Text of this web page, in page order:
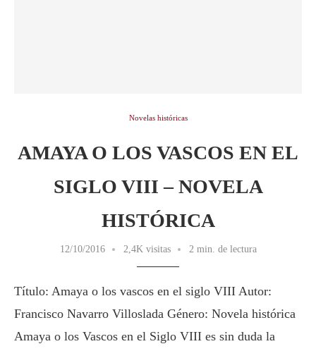
Novelas históricas
AMAYA O LOS VASCOS EN EL
SIGLO VIII – NOVELA
HISTÓRICA
12/10/2016 2,4K visitas 2 min. de lectura
Título: Amaya o los vascos en el siglo VIII Autor:
Francisco Navarro Villoslada Género: Novela histórica
Amaya o los Vascos en el Siglo VIII es sin duda la